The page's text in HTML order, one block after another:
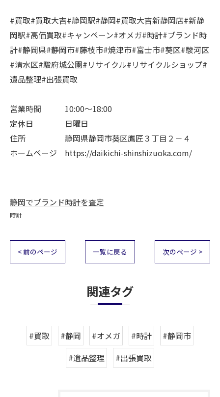
#買取#買取大吉#静岡駅#静岡#買取大吉新静岡店#新静
岡駅#高価買取#キャンペーン#オメガ#時計#ブランド時
計#静岡県#静岡市#藤枝市#焼津市#富士市#葵区#駿河区
#清水区#駿府城公園#リサイクル#リサイクルショップ#
遺品整理#出張買取
営業時間 10:00～18:00
定休日 日曜日
住所 静岡県静岡市葵区鷹匠３丁目２－４
ホームページ https://daikichi-shinshizuoka.com/
静岡でブランド時計を査定
時計
< 前のページ 一覧に戻る 次のページ >
関連タグ
#買取 #静岡 #オメガ #時計
#静岡市
#遺品整理
#出張買取